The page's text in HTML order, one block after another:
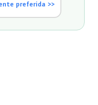
preferida >>